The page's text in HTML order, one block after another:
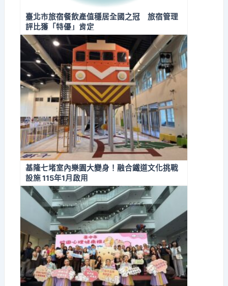
臺北市旅宿餐飲產值穩居全國之冠 旅宿管理
評比獲「特優」肯定
基隆七堵室內樂園大變身！融合鐵道文化挑戰
設施 115年1月啟用